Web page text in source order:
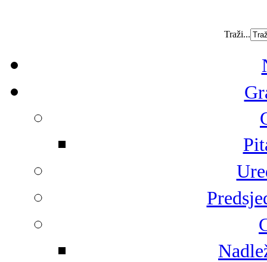
Traži...